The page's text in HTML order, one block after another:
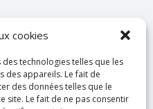
cookies
technologies telles que les
des appareils. Le fait de
des données telles que le
site. Le fait de ne pas consentir